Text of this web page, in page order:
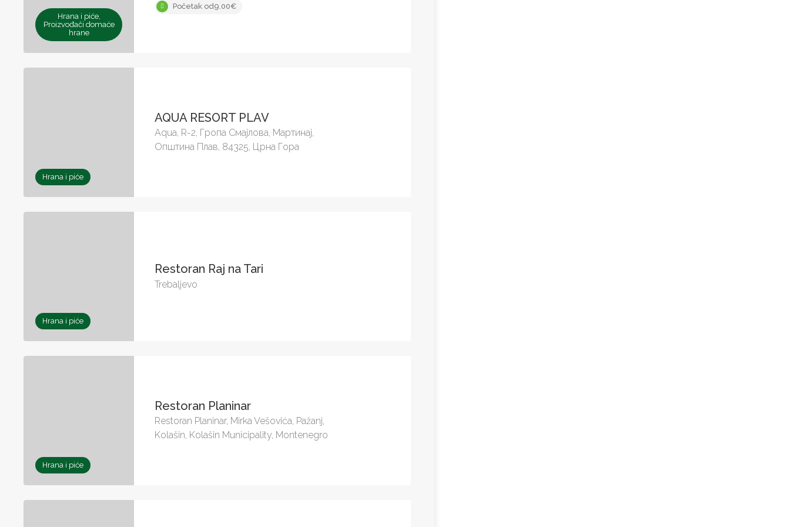
Hrana i piće,
Proizvođači domaće
hrane
Početak od9.00€
Hrana i piće
AQUA RESORT PLAV
Aqua, R-2, Гропа Смајлова, Мартинај,
Општина Плав, 84325, Црна Гора
Hrana i piće
Restoran Raj na Tari
Trebaljevo
Hrana i piće
Restoran Planinar
Restoran Planinar, Mirka Vešovića, Pažanj,
Kolašin, Kolašin Municipality, Montenegro